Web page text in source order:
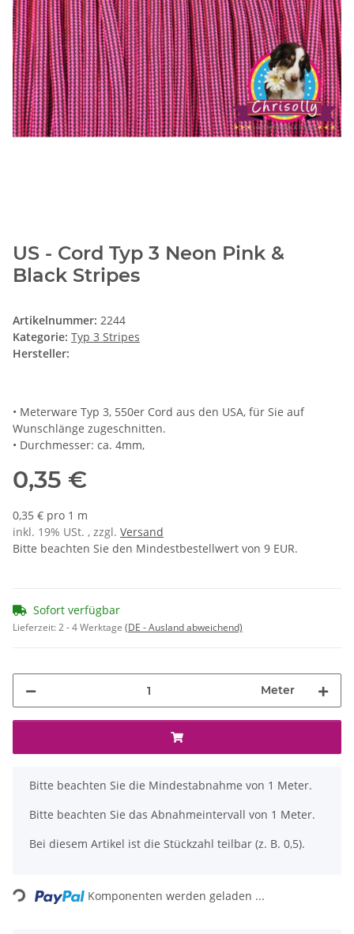
US - Cord Typ 3 Neon Pink &
Black Stripes
Artikelnummer: 2244
Kategorie: Typ 3 Stripes
Hersteller:
• Meterware Typ 3, 550er Cord aus den USA, für Sie auf
Wunschlänge zugeschnitten.
• Durchmesser: ca. 4mm,
0,35 €
0,35 € pro 1 m
inkl. 19% USt. , zzgl. Versand
Bitte beachten Sie den Mindestbestellwert von 9 EUR.
Sofort verfügbar
Lieferzeit:2 - 4 Werktage (DE - Ausland abweichend)
Meter
x
Bitte beachten Sie die Mindestabnahme von 1 Meter.
Bitte beachten Sie das Abnahmeintervall von 1 Meter.
Bei diesem Artikel ist die Stückzahl teilbar (z. B. 0,5).
Loading... Komponenten werden geladen ...